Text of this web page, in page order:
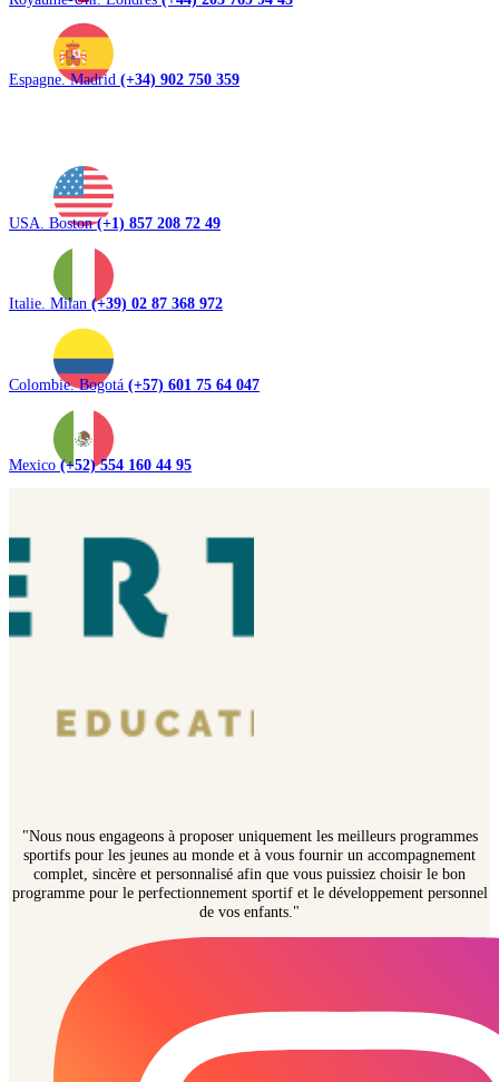
Espagne. Madrid (+34) 902 750 359
USA. Boston(+1) 857 208 72 49
Italie. Milan (+39) 02 87 368 972
Colombie. Bogotá (+57) 601 75 64 047
Mexico (+52) 554 160 44 95
"Nous nous engageons à proposer uniquement les meilleurs programmes
sportifs pour les jeunes au monde et à vous fournir un accompagnement
complet, sincère et personnalisé afin que vous puissiez choisir le bon
programme pour le perfectionnement sportif et le développement personnel
de vos enfants."